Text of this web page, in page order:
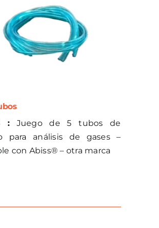
: Juego de 5 tubos de
para análisis de gases –
con Abiss® – otra marca